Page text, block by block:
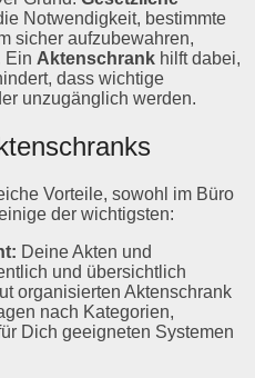
Notwendigkeit, bestimmte
sicher aufzubewahren,
Ein Aktenschrank hilft dabei,
dass wichtige
unzugänglich werden.
Vorteile, sowohl im Büro
der wichtigsten:
Deine Akten und
und übersichtlich
organisierten Aktenschrank
nach Kategorien,
Dich geeigneten Systemen